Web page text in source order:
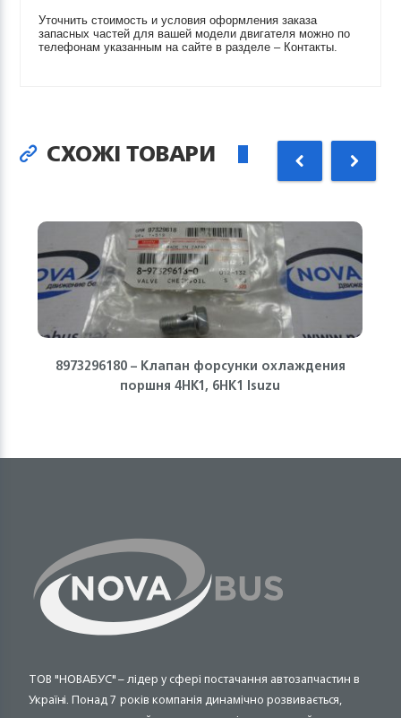
Уточнить стоимость и условия оформления заказа
запасных частей для вашей модели двигателя можно по
телефонам указанным на сайте в разделе – Контакты.
СХОЖІ ТОВАРИ
8973296180 – Клапан форсунки охлаждения
поршня 4HK1, 6HK1 Isuzu
ТОВ "НОВАБУС" – лідер у сфері постачання автозапчастин в
Україні. Понад 7 років компанія динамічно розвивається,